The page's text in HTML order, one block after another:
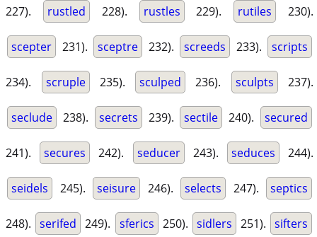
227). rustled 228). rustles 229). rutiles 230).
scepter 231). sceptre 232). screeds 233). scripts
234). scruple 235). sculped 236). sculpts 237).
seclude 238). secrets 239). sectile 240). secured
241). secures 242). seducer 243). seduces 244).
seidels 245). seisure 246). selects 247). septics
248). serifed 249). sferics 250). sidlers 251). sifters